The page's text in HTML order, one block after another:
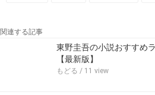
関連する記事
東野圭吾の小説おすすめ
【最新版】
もどる / 11 view